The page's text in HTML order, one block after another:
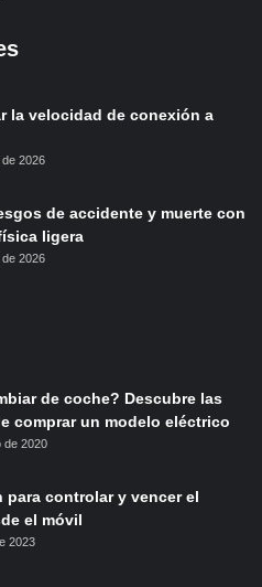
la velocidad de conexión a
2026
de accidente y muerte con
ligera
2026
de coche? Descubre las
comprar un modelo eléctrico
de 2020
para controlar y vencer el
el móvil
2023